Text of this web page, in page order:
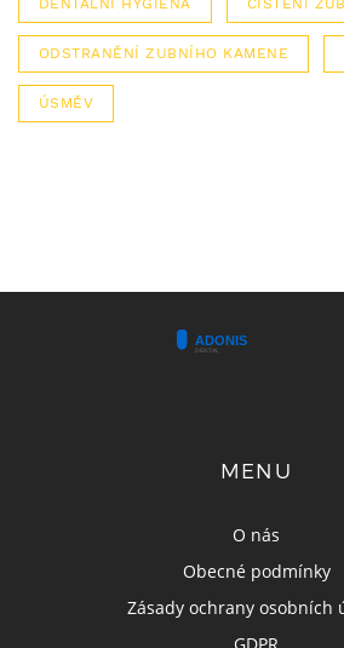
DENTÁLNÍ HYGIENA ČIŠTĚNÍ
ODSTRANĚNÍ ZUBNÍHO KAMENE
ÚSMĚV
MENU
O nás
Obecné podmínky
Zásady ochrany osobních